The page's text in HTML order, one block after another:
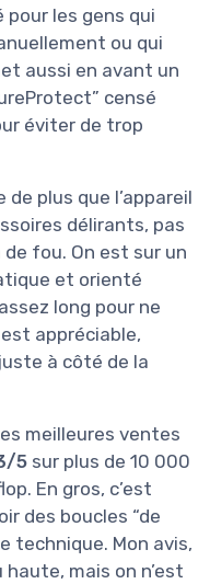
pour les gens qui
ou qui
aussi en avant un
censé
éviter de trop
plus que l’appareil
délirants, pas
fou. On est sur un
et orienté
long pour ne
appréciable,
à côté de la
meilleures ventes
5 sur plus de 10 000
En gros, c’est
des boucles “de
technique. Mon avis,
haute, mais on n’est